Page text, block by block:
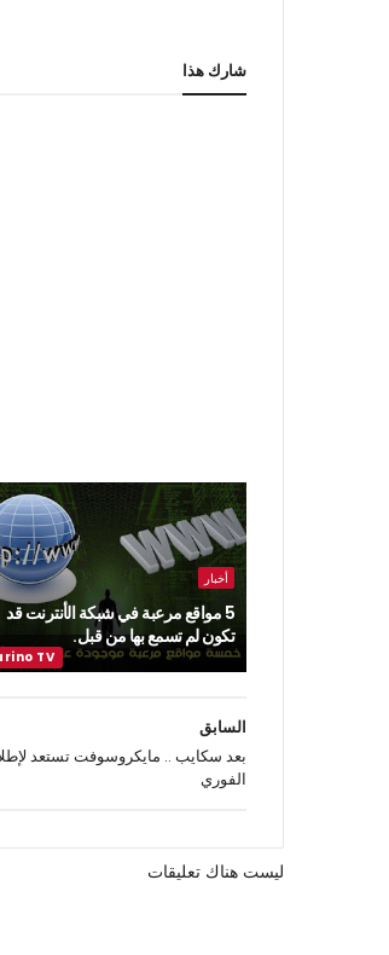
شارك هذا
أخبار
5 مواقع مرعبة في شبكة الأنترنت قد
تكون لم تسمع بها من قبل.
السابق
بعد سكايب .. مايكروسوفت تستعد
الفوري
ليست هناك تعليقات